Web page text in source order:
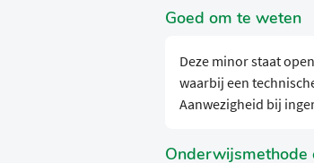
Goed om te weten
Deze minor staat
waarbij een
Aanwezigheid bij
Onderwijsmethode